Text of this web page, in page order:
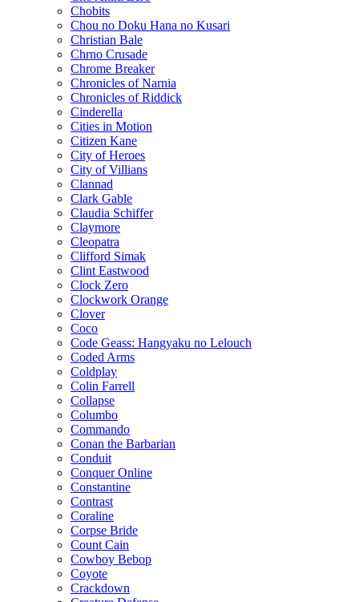
Chobits
Chou no Doku Hana no Kusari
Christian Bale
Chrno Crusade
Chrome Breaker
Chronicles of Narnia
Chronicles of Riddick
Cinderella
Cities in Motion
Citizen Kane
City of Heroes
City of Villians
Clannad
Clark Gable
Claudia Schiffer
Claymore
Cleopatra
Clifford Simak
Clint Eastwood
Clock Zero
Clockwork Orange
Clover
Coco
Code Geass: Hangyaku no Lelouch
Coded Arms
Coldplay
Colin Farrell
Collapse
Columbo
Commando
Conan the Barbarian
Conduit
Conquer Online
Constantine
Contrast
Coraline
Corpse Bride
Count Cain
Cowboy Bebop
Coyote
Crackdown